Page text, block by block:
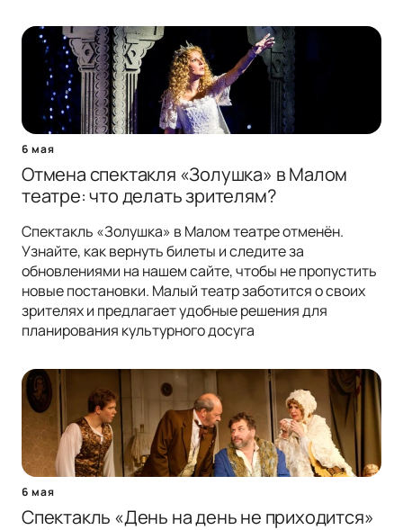
6 мая
Отмена спектакля «Золушка» в Малом
театре: что делать зрителям?
Спектакль «Золушка» в Малом театре отменён.
Узнайте, как вернуть билеты и следите за
обновлениями на нашем сайте, чтобы не пропустить
новые постановки. Малый театр заботится о своих
зрителях и предлагает удобные решения для
планирования культурного досуга
6 мая
Спектакль «День на день не приходится»